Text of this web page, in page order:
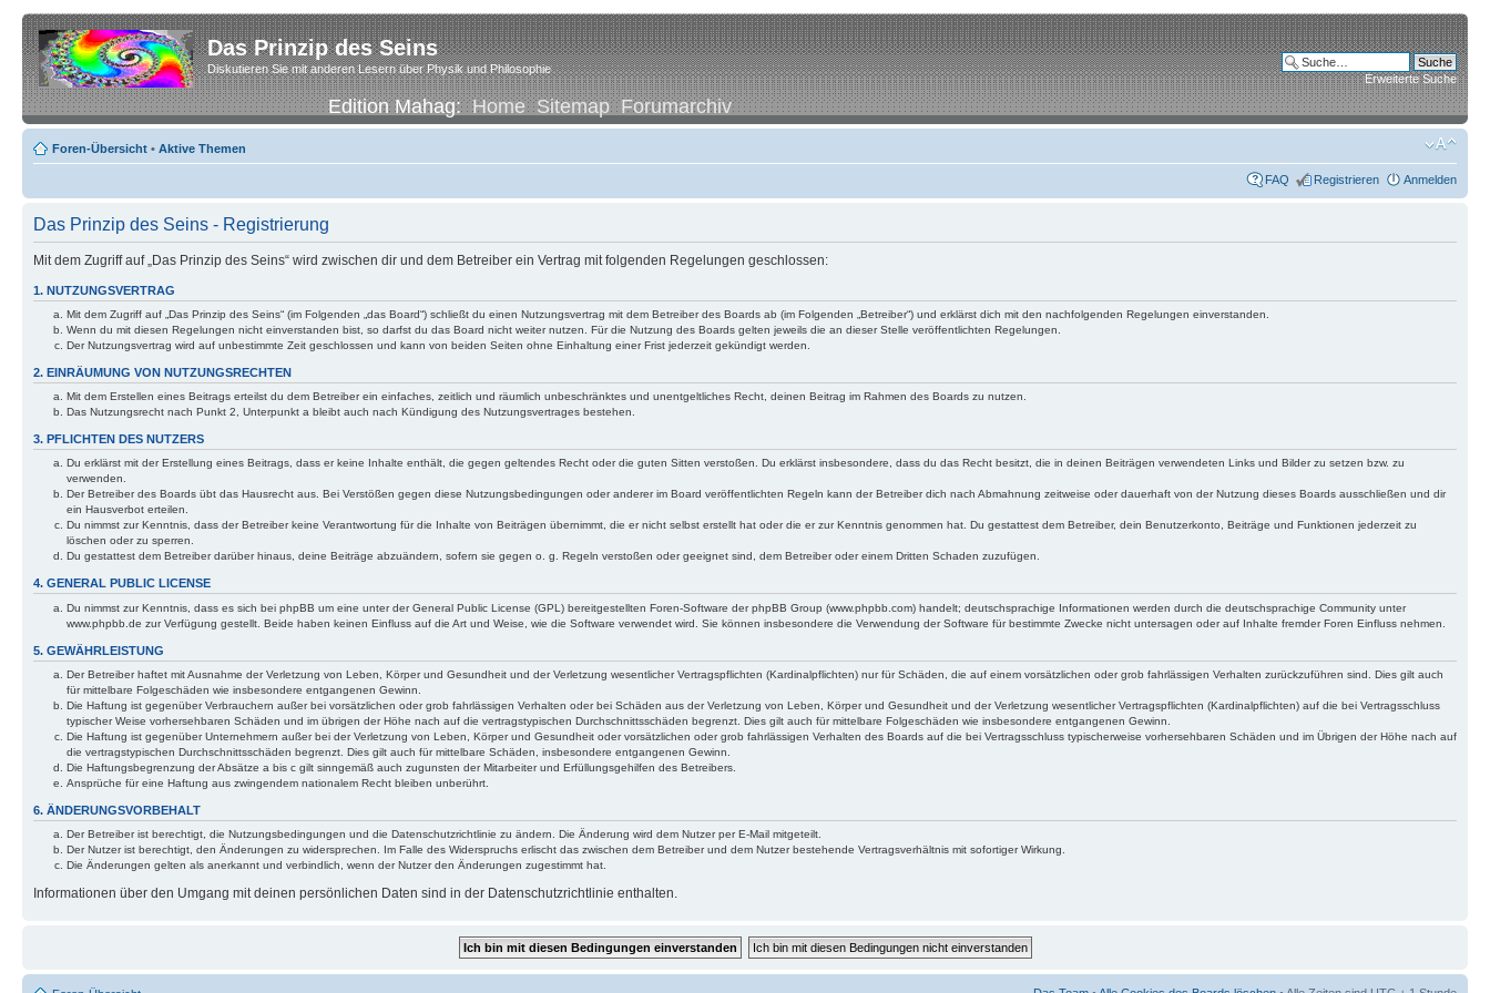
Das Prinzip des Seins
Diskutieren Sie mit anderen Lesern über Physik und Philosophie
Edition Mahag:Home Sitemap Forumarchiv
Erweiterte Suche
Foren-Übersicht • Aktive Themen
FAQ Registrieren Anmelden
Das Prinzip des Seins - Registrierung
Mit dem Zugriff auf „Das Prinzip des Seins“ wird zwischen dir und dem Betreiber ein Vertrag mit folgenden Regelungen geschlossen:
1. NUTZUNGSVERTRAG
Mit dem Zugriff auf „Das Prinzip des Seins“ (im Folgenden „das Board“) schließt du einen Nutzungsvertrag mit dem Betreiber des Boards ab (im Folgenden „Betreiber“) und erklärst dich mit den nachfolgenden Regelungen einverstanden.
Wenn du mit diesen Regelungen nicht einverstanden bist, so darfst du das Board nicht weiter nutzen. Für die Nutzung des Boards gelten jeweils die an dieser Stelle veröffentlichten Regelungen.
Der Nutzungsvertrag wird auf unbestimmte Zeit geschlossen und kann von beiden Seiten ohne Einhaltung einer Frist jederzeit gekündigt werden.
2. EINRÄUMUNG VON NUTZUNGSRECHTEN
Mit dem Erstellen eines Beitrags erteilst du dem Betreiber ein einfaches, zeitlich und räumlich unbeschränktes und unentgeltliches Recht, deinen Beitrag im Rahmen des Boards zu nutzen.
Das Nutzungsrecht nach Punkt 2, Unterpunkt a bleibt auch nach Kündigung des Nutzungsvertrages bestehen.
3. PFLICHTEN DES NUTZERS
Du erklärst mit der Erstellung eines Beitrags, dass er keine Inhalte enthält, die gegen geltendes Recht oder die guten Sitten verstoßen. Du erklärst insbesondere, dass du das Recht besitzt, die in deinen Beiträgen verwendeten Links und Bilder zu setzen bzw. zu
verwenden.
Der Betreiber des Boards übt das Hausrecht aus. Bei Verstößen gegen diese Nutzungsbedingungen oder anderer im Board veröffentlichten Regeln kann der Betreiber dich nach Abmahnung zeitweise oder dauerhaft von der Nutzung dieses Boards ausschließen und dir
ein Hausverbot erteilen.
Du nimmst zur Kenntnis, dass der Betreiber keine Verantwortung für die Inhalte von Beiträgen übernimmt, die er nicht selbst erstellt hat oder die er zur Kenntnis genommen hat. Du gestattest dem Betreiber, dein Benutzerkonto, Beiträge und Funktionen jederzeit zu
löschen oder zu sperren.
Du gestattest dem Betreiber darüber hinaus, deine Beiträge abzuändern, sofern sie gegen o. g. Regeln verstoßen oder geeignet sind, dem Betreiber oder einem Dritten Schaden zuzufügen.
4. GENERAL PUBLIC LICENSE
Du nimmst zur Kenntnis, dass es sich bei phpBB um eine unter der General Public License (GPL) bereitgestellten Foren-Software der phpBB Group (www.phpbb.com) handelt; deutschsprachige Informationen werden durch die deutschsprachige Community unter
www.phpbb.de zur Verfügung gestellt. Beide haben keinen Einfluss auf die Art und Weise, wie die Software verwendet wird. Sie können insbesondere die Verwendung der Software für bestimmte Zwecke nicht untersagen oder auf Inhalte fremder Foren Einfluss nehmen.
5. GEWÄHRLEISTUNG
Der Betreiber haftet mit Ausnahme der Verletzung von Leben, Körper und Gesundheit und der Verletzung wesentlicher Vertragspflichten (Kardinalpflichten) nur für Schäden, die auf einem vorsätzlichen oder grob fahrlässigen Verhalten zurückzuführen sind. Dies gilt auch
für mittelbare Folgeschäden wie insbesondere entgangenen Gewinn.
Die Haftung ist gegenüber Verbrauchern außer bei vorsätzlichen oder grob fahrlässigen Verhalten oder bei Schäden aus der Verletzung von Leben, Körper und Gesundheit und der Verletzung wesentlicher Vertragspflichten (Kardinalpflichten) auf die bei Vertragsschluss
typischer Weise vorhersehbaren Schäden und im übrigen der Höhe nach auf die vertragstypischen Durchschnittsschäden begrenzt. Dies gilt auch für mittelbare Folgeschäden wie insbesondere entgangenen Gewinn.
Die Haftung ist gegenüber Unternehmern außer bei der Verletzung von Leben, Körper und Gesundheit oder vorsätzlichen oder grob fahrlässigen Verhalten des Boards auf die bei Vertragsschluss typischerweise vorhersehbaren Schäden und im Übrigen der Höhe nach auf
die vertragstypischen Durchschnittsschäden begrenzt. Dies gilt auch für mittelbare Schäden, insbesondere entgangenen Gewinn.
Die Haftungsbegrenzung der Absätze a bis c gilt sinngemäß auch zugunsten der Mitarbeiter und Erfüllungsgehilfen des Betreibers.
Ansprüche für eine Haftung aus zwingendem nationalem Recht bleiben unberührt.
6. ÄNDERUNGSVORBEHALT
Der Betreiber ist berechtigt, die Nutzungsbedingungen und die Datenschutzrichtlinie zu ändern. Die Änderung wird dem Nutzer per E-Mail mitgeteilt.
Der Nutzer ist berechtigt, den Änderungen zu widersprechen. Im Falle des Widerspruchs erlischt das zwischen dem Betreiber und dem Nutzer bestehende Vertragsverhältnis mit sofortiger Wirkung.
Die Änderungen gelten als anerkannt und verbindlich, wenn der Nutzer den Änderungen zugestimmt hat.
Informationen über den Umgang mit deinen persönlichen Daten sind in der Datenschutzrichtlinie enthalten.